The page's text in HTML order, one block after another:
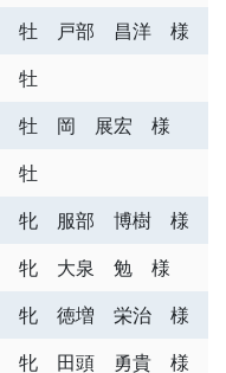
牡
戸部 昌洋 様
牡
牡
岡 展宏 様
牡
牝
服部 博樹 様
牝
大泉 勉 様
牝
徳増 栄治 様
牝
田頭 勇貴 様